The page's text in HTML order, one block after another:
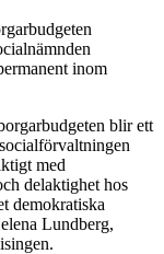
inom
blir ett
med
delaktighet hos
demokratiska
Lundberg,